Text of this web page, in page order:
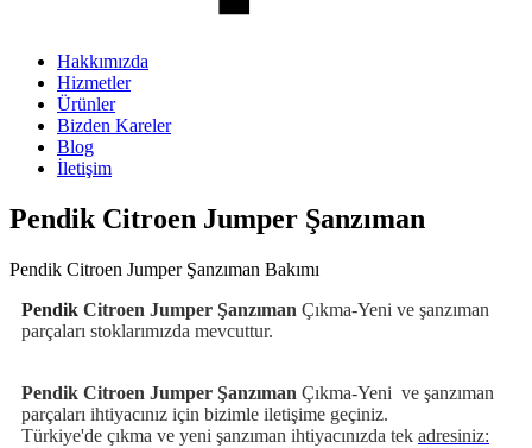
Hakkımızda
Hizmetler
Ürünler
Bizden Kareler
Blog
İletişim
Pendik Citroen Jumper Şanzıman
Pendik Citroen Jumper Şanzıman Bakımı
Pendik Citroen Jumper Şanzıman Çıkma-Yeni ve şanzıman
parçaları stoklarımızda mevcuttur.
Pendik Citroen Jumper Şanzıman Çıkma-Yeni ve şanzıman
parçaları ihtiyacınız için bizimle iletişime geçiniz.
Türkiye'de çıkma ve yeni şanzıman ihtiyacınızda tek adresiniz: